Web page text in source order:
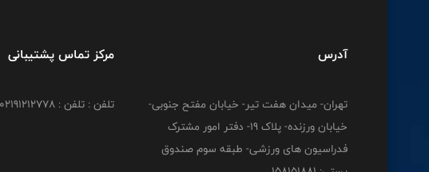
آدرس
تهران- میدان هفت تیر- خیابان مفتح جنوبی-
خیابان ورزنده- پلاک 19- دفتر امور مشترک
فدراسیون های ورزشی- طبقه سوم صندوق
مرکز تماس پشتیبانی
تلفن : تلفن : 02191212778